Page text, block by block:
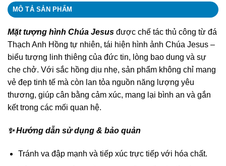
MÔ TẢ SẢN PHẨM
Mặt tượng hình Chúa Jesus được chế tác thủ công từ đá
Thạch Anh Hồng tự nhiên, tái hiện hình ảnh Chúa Jesus –
biểu tượng linh thiêng của đức tin, lòng bao dung và sự
che chở. Với sắc hồng dịu nhẹ, sản phẩm không chỉ mang
vẻ đẹp tinh tế mà còn lan tỏa nguồn năng lượng yêu
thương, giúp cân bằng cảm xúc, mang lại bình an và gắn
kết trong các mối quan hệ.
✨ Hướng dẫn sử dụng & bảo quản
Tránh va đập mạnh và tiếp xúc trực tiếp với hóa chất.